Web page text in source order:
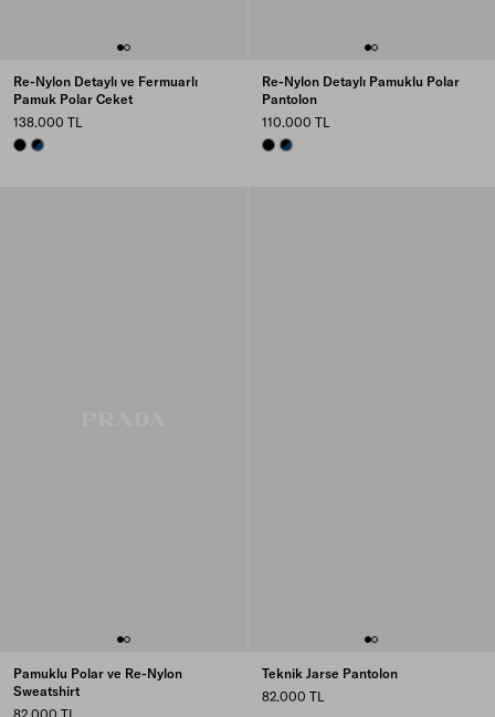
Re-Nylon Detaylı ve Fermuarlı
Pamuk Polar Ceket
138.000 TL
BLACK/BLACK
BLUE/BLACK
Re-Nylon Detaylı Pamuklu Polar
Pantolon
110.000 TL
BLACK/BLACK
BLUE/BLACK
Pamuklu Polar ve Re-Nylon
Sweatshirt
Teknik Jarse Pantolon
82.000 TL